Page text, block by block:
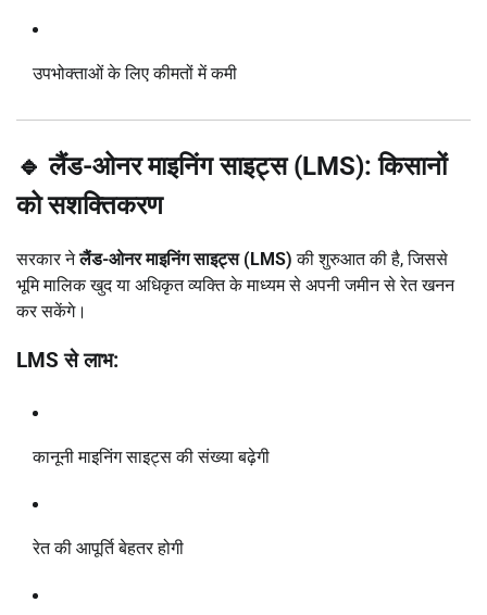
उपभोक्ताओं के लिए कीमतों में कमी
🔹 लैंड-ओनर माइनिंग साइट्स (LMS): किसानों
को सशक्तिकरण
सरकार नेलैंड-ओनर माइनिंग साइट्स (LMS) की शुरुआत की है, जिससे
भूमि मालिक खुद या अधिकृत व्यक्ति के माध्यम से अपनी जमीन से रेत खनन
कर सकेंगे।
LMS से लाभ:
कानूनी माइनिंग साइट्स की संख्या बढ़ेगी
रेत की आपूर्ति बेहतर होगी